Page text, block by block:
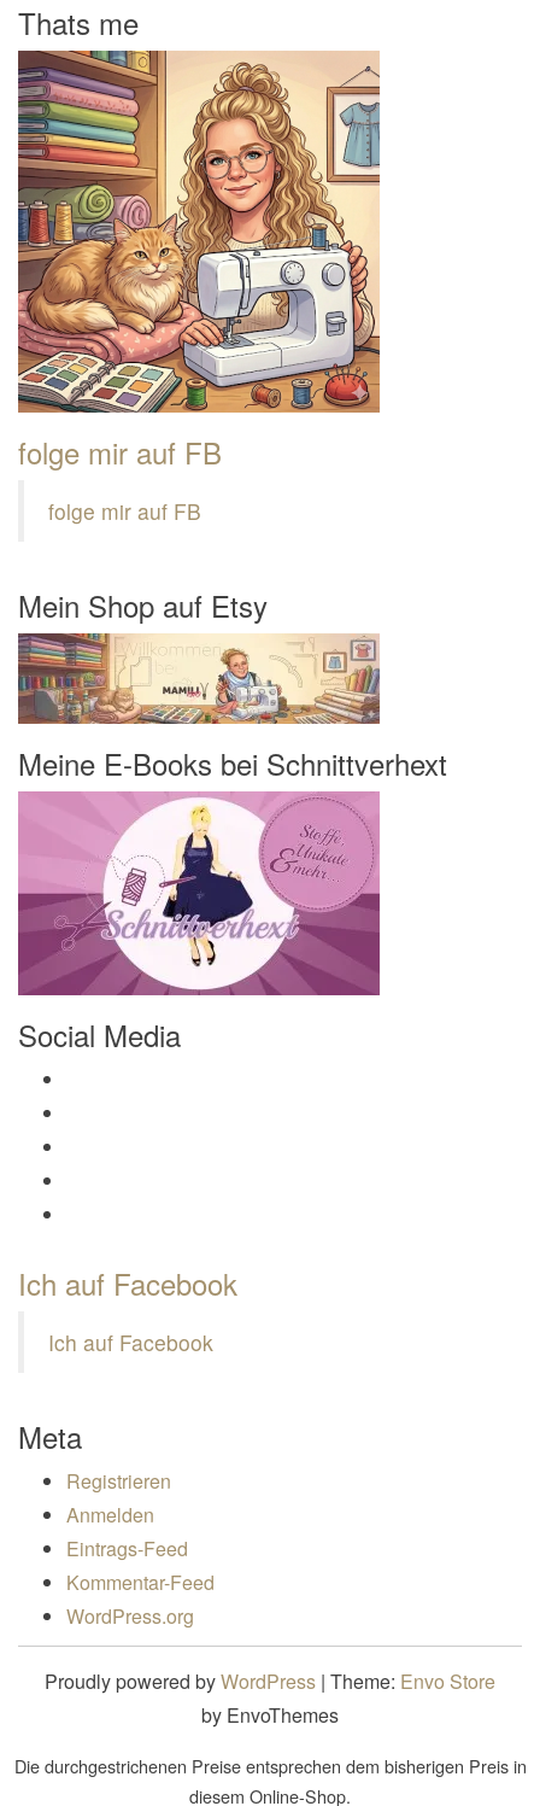
Thats me
folge mir auf FB
folge mir auf FB
Mein Shop auf Etsy
Meine E-Books bei Schnittverhext
Social Media
Ich auf Facebook
Ich auf Facebook
Meta
Registrieren
Anmelden
Eintrags-Feed
Kommentar-Feed
WordPress.org
Proudly powered byWordPress | Theme: Envo Store
by EnvoThemes
Die durchgestrichenen Preise entsprechen dem bisherigen Preis in
diesem Online-Shop.